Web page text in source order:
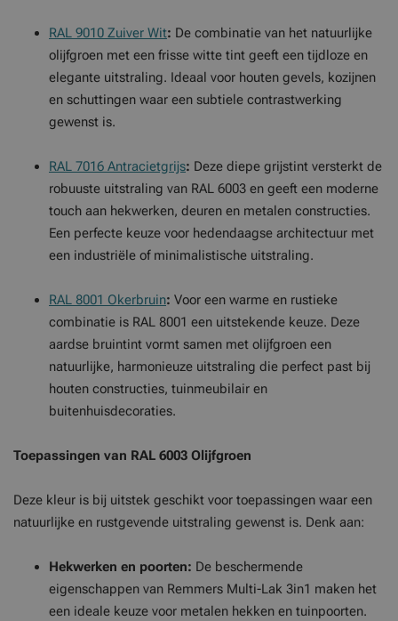
RAL 9010 Zuiver Wit: De combinatie van het natuurlijke
olijfgroen met een frisse witte tint geeft een tijdloze en
elegante uitstraling. Ideaal voor houten gevels, kozijnen
en schuttingen waar een subtiele contrastwerking
gewenst is.
RAL 7016 Antracietgrijs: Deze diepe grijstint versterkt de
robuuste uitstraling van RAL 6003 en geeft een moderne
touch aan hekwerken, deuren en metalen constructies.
Een perfecte keuze voor hedendaagse architectuur met
een industriële of minimalistische uitstraling.
RAL 8001 Okerbruin: Voor een warme en rustieke
combinatie is RAL 8001 een uitstekende keuze. Deze
aardse bruintint vormt samen met olijfgroen een
natuurlijke, harmonieuze uitstraling die perfect past bij
houten constructies, tuinmeubilair en
buitenhuisdecoraties.
Toepassingen van RAL 6003 Olijfgroen
Deze kleur is bij uitstek geschikt voor toepassingen waar een
natuurlijke en rustgevende uitstraling gewenst is. Denk aan:
Hekwerken en poorten: De beschermende
eigenschappen van Remmers Multi-Lak 3in1 maken het
een ideale keuze voor metalen hekken en tuinpoorten.